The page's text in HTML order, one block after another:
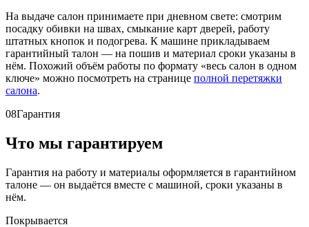
На выдаче салон принимаете при дневном свете: смотрим
посадку обивки на швах, смыкание карт дверей, работу
штатных кнопок и подогрева. К машине прикладываем
гарантийный талон — на пошив и материал сроки указаны в
нём. Похожий объём работы по формату «весь салон в одном
ключе» можно посмотреть на странице полной перетяжки
салона.
08Гарантия
Что мы гарантируем
Гарантия на работу и материалы оформляется в гарантийном
талоне — он выдаётся вместе с машиной, сроки указаны в
нём.
Покрывается